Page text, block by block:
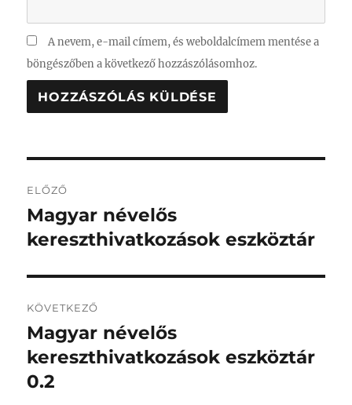
A nevem, e-mail címem, és weboldalcímem mentése a
böngészőben a következő hozzászólásomhoz.
navigáció
ELŐZŐ
Korábbi
bejegyzés:
Magyar névelős
kereszthivatkozások eszköztár
KÖVETKEZŐ
Következő
bejegyzés:
Magyar névelős
kereszthivatkozások eszköztár
0.2